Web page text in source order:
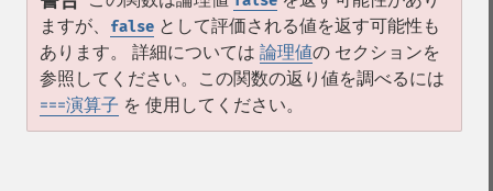
ますが、
false として評価される値を返す可能性も
あります。 詳細については 論理値の セクションを
参照してください。この関数の返り値を調べるには
===演算子 を 使用してください。